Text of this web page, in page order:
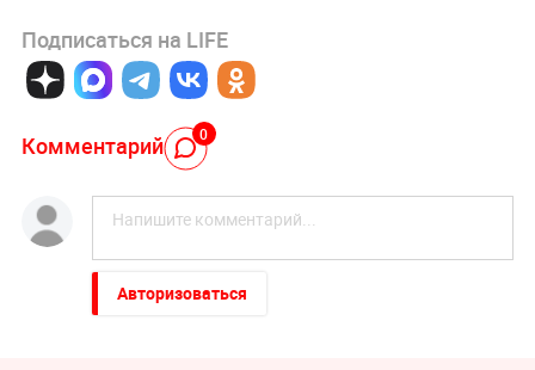
Подписаться на LIFE
Комментарий 0
Авторизоваться